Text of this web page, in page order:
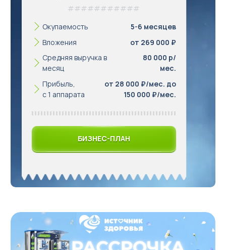
Комплектующие к акваматам
🌟 Брендирование бизнеса
Сопутствующее оборудование для продажи чистой воды в
Мониторинг вендинговых автоматов
Окупаемость
5-6 месяцев
Вложения
от 269 000 ₽
Средняя выручка в
месяц
80 000 р/
мес.
Прибыль,
с 1 аппарата
от 28 000 ₽/мес. до
150 000 ₽/мес.
БИЗНЕС-ПЛАН